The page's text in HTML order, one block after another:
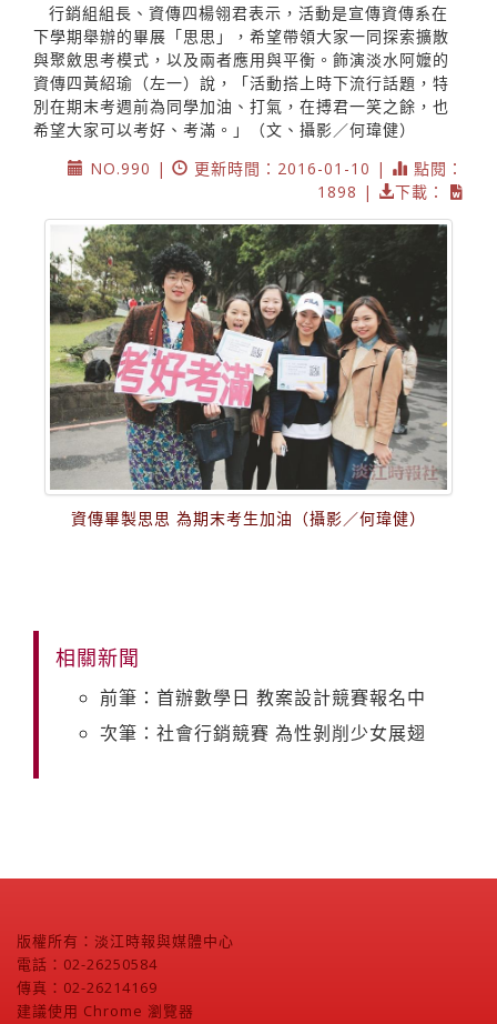
行銷組組長、資傳四楊翎君表示，活動是宣傳資傳系在
下學期舉辦的畢展「思思」，希望帶領大家一同探索擴散
與聚斂思考模式，以及兩者應用與平衡。飾演淡水阿嬤的
資傳四黃紹瑜（左一）說，「活動搭上時下流行話題，特
別在期末考週前為同學加油、打氣，在搏君一笑之餘，也
希望大家可以考好、考滿。」（文、攝影／何瑋健）
NO.990 |
更新時間：2016-01-10 |
點閱：
1898 |
下載：
資傳畢製思思 為期末考生加油（攝影／何瑋健）
相關新聞
前筆：首辦數學日 教案設計競賽報名中
次筆：社會行銷競賽 為性剝削少女展翅
版權所有：淡江時報與媒體中心
電話：02-26250584
傳真：02-26214169
建議使用 Chrome 瀏覽器